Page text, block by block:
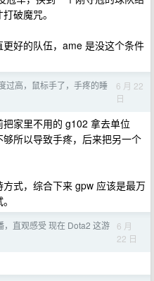
破魔咒。
好的队伍，ame 是没这个条件
过高，鼠标手了，手疼的睡
6 月 22
日
家里不用的 g102 拿去单位
所以导致手疼，后来把另一个
式，综合下来 gpw 应该是最万
，直观感受 现在 Dota2 这游
6 月
22 日